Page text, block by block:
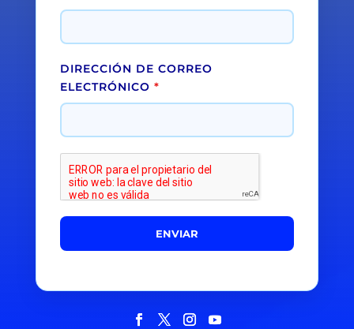
DIRECCIÓN DE CORREO
ELECTRÓNICO *
ENVIAR